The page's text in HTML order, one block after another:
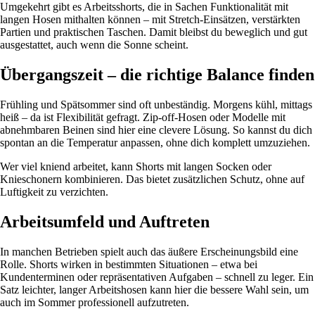
Umgekehrt gibt es Arbeitsshorts, die in Sachen Funktionalität mit
langen Hosen mithalten können – mit Stretch-Einsätzen, verstärkten
Partien und praktischen Taschen. Damit bleibst du beweglich und gut
ausgestattet, auch wenn die Sonne scheint.
Übergangszeit – die richtige Balance finden
Frühling und Spätsommer sind oft unbeständig. Morgens kühl, mittags
heiß – da ist Flexibilität gefragt. Zip-off-Hosen oder Modelle mit
abnehmbaren Beinen sind hier eine clevere Lösung. So kannst du dich
spontan an die Temperatur anpassen, ohne dich komplett umzuziehen.
Wer viel kniend arbeitet, kann Shorts mit langen Socken oder
Knieschonern kombinieren. Das bietet zusätzlichen Schutz, ohne auf
Luftigkeit zu verzichten.
Arbeitsumfeld und Auftreten
In manchen Betrieben spielt auch das äußere Erscheinungsbild eine
Rolle. Shorts wirken in bestimmten Situationen – etwa bei
Kundenterminen oder repräsentativen Aufgaben – schnell zu leger. Ein
Satz leichter, langer Arbeitshosen kann hier die bessere Wahl sein, um
auch im Sommer professionell aufzutreten.